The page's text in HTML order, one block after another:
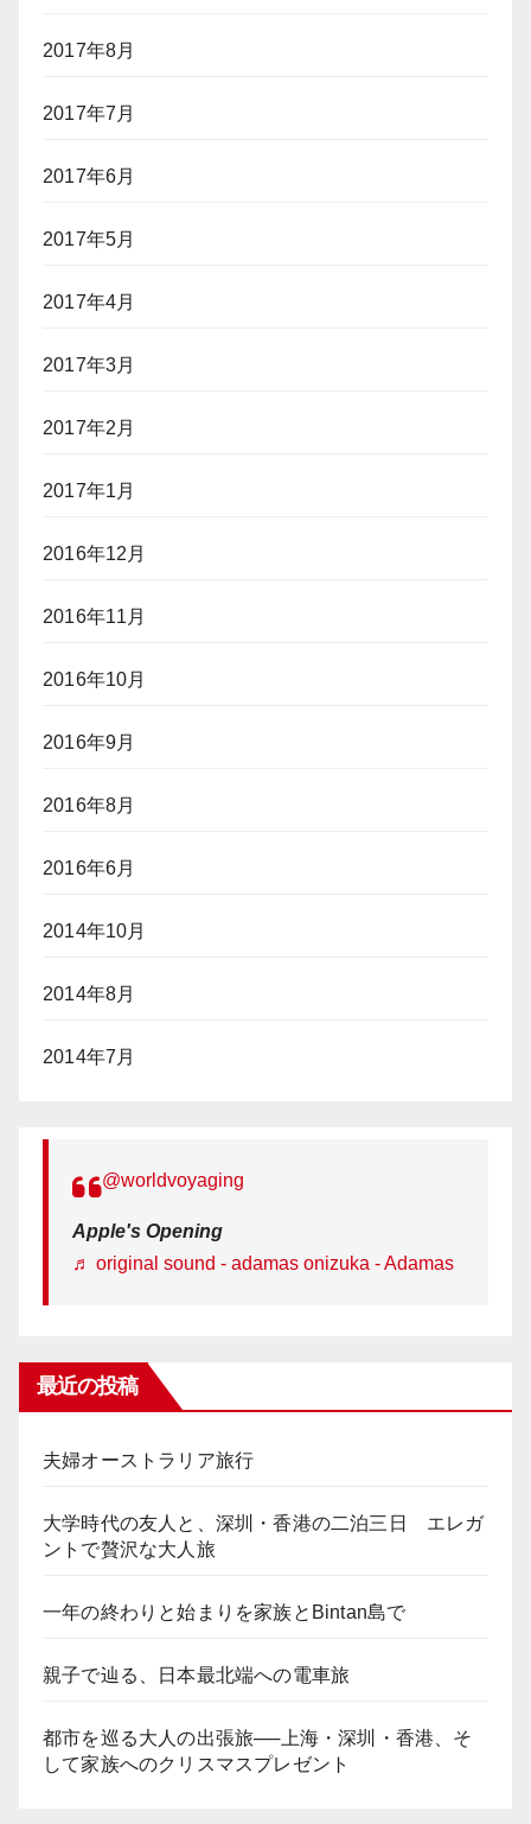
2017年8月
2017年7月
2017年6月
2017年5月
2017年4月
2017年3月
2017年2月
2017年1月
2016年12月
2016年11月
2016年10月
2016年9月
2016年8月
2016年6月
2014年10月
2014年8月
2014年7月
@worldvoyaging
Apple's Opening
♬ original sound - adamas onizuka - Adamas
最近の投稿
夫婦オーストラリア旅行
大学時代の友人と、深圳・香港の二泊三日 エレガ
ントで贅沢な大人旅
一年の終わりと始まりを家族とBintan島で
親子で辿る、日本最北端への電車旅
都市を巡る大人の出張旅──上海・深圳・香港、そ
して家族へのクリスマスプレゼント